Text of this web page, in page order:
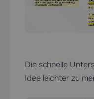
Die schnelle
Idee leichter zu